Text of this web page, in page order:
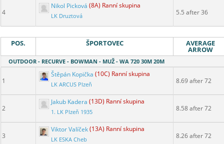
4
Nikol Picková (8A) Ranní skupina
LK Druztová 5.5 after 36
POS. ŠPORTOVEC AVERAGE
ARROW
OUTDOOR - RECURVE - BOWMAN - MUŽ - WA 720 30M 20M
1
Štěpán Kopička (10C) Ranní skupina
LK ARCUS Plzeň 8.69 after 72
2
Jakub Kadera (13D) Ranní skupina
1. LK Plzeň 1935 8.58 after 72
3
Viktor Valíček(13A) Ranní skupina
LK ESKA Cheb 8.26 after 72